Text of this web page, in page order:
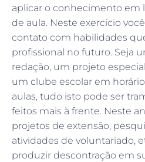
aplicar o conhecimento em
de aula. Neste exercício
contato com habilidades
profissional no futuro. Seja
redação, um projeto
um clube escolar em
aulas, tudo isto pode ser
feitos mais à frente. Neste
projetos de extensão,
atividades de voluntariado,
produzir descontração em